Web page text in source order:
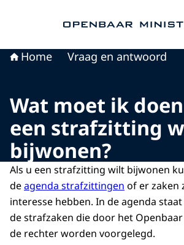
Home Vraag en antwoord
Wat moet ik
een strafzitting
bijwonen?
Als u een strafzitting wilt bijwonen
deagenda strafzittingen of er zaken
interesse hebben. In de agenda
de strafzaken die door het
de rechter worden voorgelegd.